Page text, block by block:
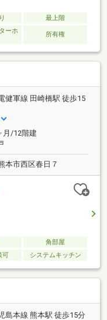
がら、静かな住環
をスタートされてみ
ご内覧可能ですので
最上階
ーホ
所有権
健軍線 田崎橋駅 徒歩15
月/12階建
本市西区春日７
角部屋
可 システムキッチン
島本線 熊本駅 徒歩15分